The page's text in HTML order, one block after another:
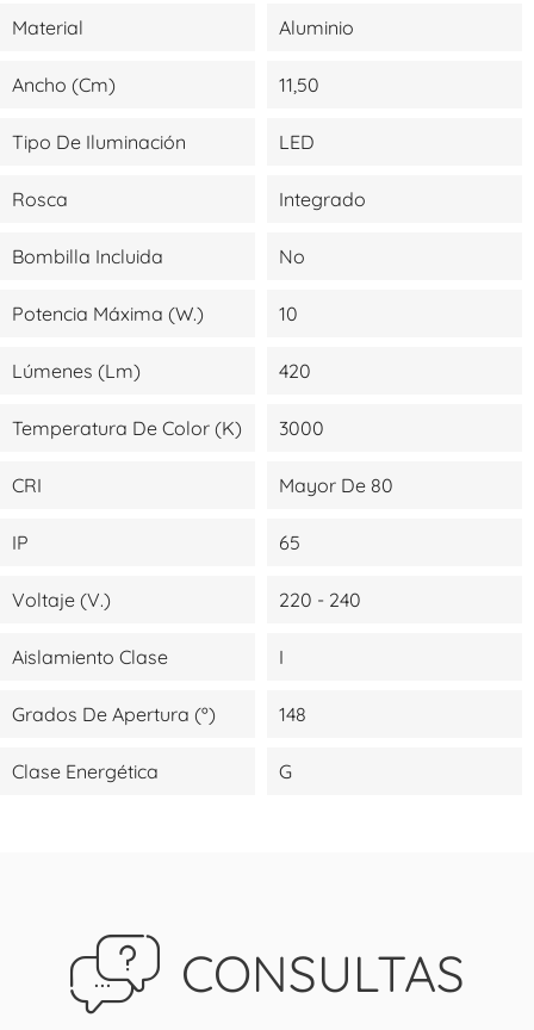
Material Aluminio
Ancho (cm) 11,50
Tipo De Iluminación LED
Rosca Integrado
Bombilla Incluida No
Potencia Máxima (W.) 10
Lúmenes (lm) 420
Temperatura De Color (K) 3000
CRI Mayor De 80
IP 65
Voltaje (V.) 220 - 240
Aislamiento Clase I
Grados De Apertura (º) 148
Clase Energética G
CONSULTAS